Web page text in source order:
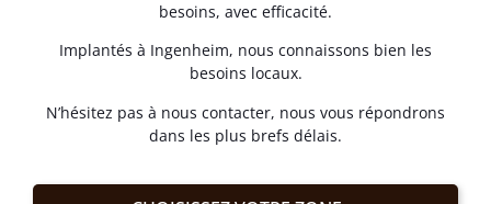
besoins, avec efficacité.
Implantés à Ingenheim, nous connaissons bien les
besoins locaux.
N’hésitez pas à nous contacter, nous vous répondrons
dans les plus brefs délais.